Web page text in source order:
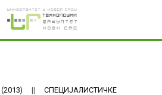
СПЕЦИЈАЛИСТИЧКЕ